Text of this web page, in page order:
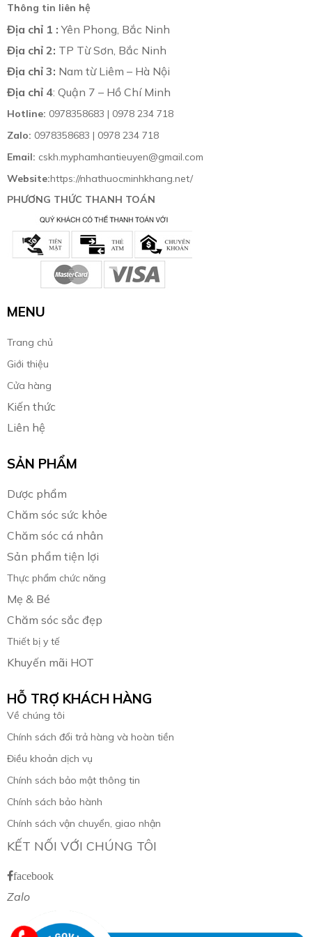
Thông tin liên hệ
Địa chỉ 1 :Yên Phong, Bắc Ninh
Địa chỉ 2: TP Từ Sơn, Bắc Ninh
Địa chỉ 3: Nam từ Liêm – Hà Nội
Địa chỉ 4: Quận 7 – Hồ Chí Minh
Hotline: 0978358683 | 0978 234 718
Zalo: 0978358683 | 0978 234 718
Email: cskh.myphamhantieuyen@gmail.com
Website:https://nhathuocminhkhang.net/
PHƯƠNG THỨC THANH TOÁN
MENU
Trang chủ
Giới thiệu
Cửa hàng
Kiến thức
Liên hệ
SẢN PHẨM
Dược phẩm
Chăm sóc sức khỏe
Chăm sóc cá nhân
Sản phẩm tiện lợi
Thực phẩm chức năng
Mẹ & Bé
Chăm sóc sắc đẹp
Thiết bị y tế
Khuyến mãi HOT
HỖ TRỢ KHÁCH HÀNG
Về chúng tôi
Chính sách đổi trả hàng và hoàn tiền
Điều khoản dịch vụ
Chính sách bảo mật thông tin
Chính sách bảo hành
Chính sách vận chuyển, giao nhận
KẾT NỐI VỚI CHÚNG TÔI
facebook
Zalo